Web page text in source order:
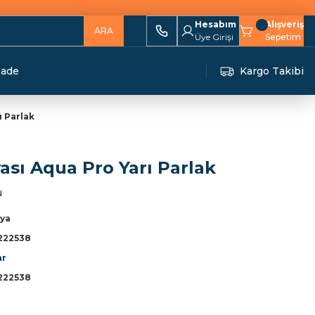
ARA
Hesabım
Üye Girişi
Alışveriş
Sepetim
Kargo Takibi
Parlak
Aqua Pro Yarı Parlak